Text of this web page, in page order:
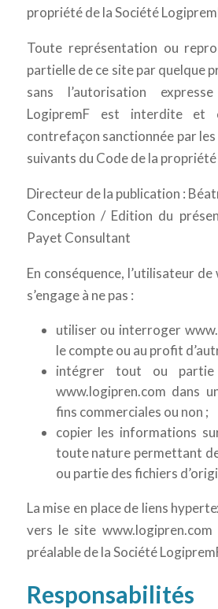
propriété de la Société
Toute représentation ou
partielle de ce site par quelque
sans l’autorisation
LogipremF est interdite et
contrefaçon sanctionnée par
suivants du Code de la
Directeur de la publication :
Conception / Edition du
Payet Consultant
En conséquence, l’utilisateur
s’engage à ne pas :
utiliser ou interroger
le compte ou au profit
intégrer tout ou
www.logipren.com dans
fins commerciales ou non ;
copier les informations
toute nature permettant
ou partie des fichiers
La mise en place de liens
vers le site www.logipren.com
préalable de la Société
Responsabilités